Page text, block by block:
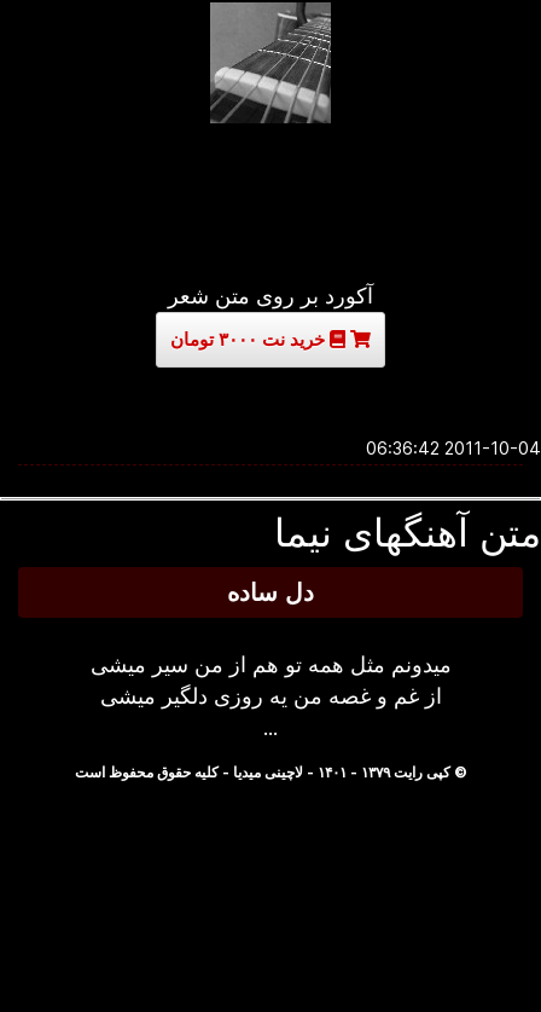
آکورد بر روی متن شعر
خرید نت ۳۰۰۰ تومان
2011-10-04
آهنگهای نیما
دل ساده
میدونم مثل همه تو هم از من سیر میشی
از غم و غصه من یه روزی دلگیر میشی
© کپی رایت ۱۳۷۹ - ۱۴۰۱ - لاچینی میدیا - کلیه حقوق محفوظ است